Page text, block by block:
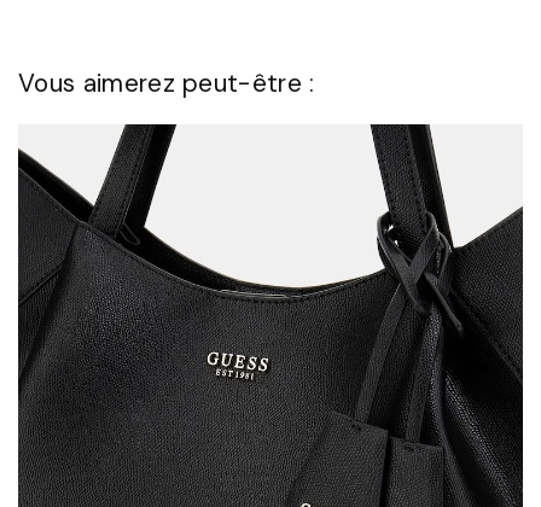
Vous aimerez peut-être :